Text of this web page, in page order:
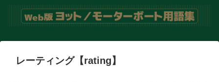
レーティング【rating】